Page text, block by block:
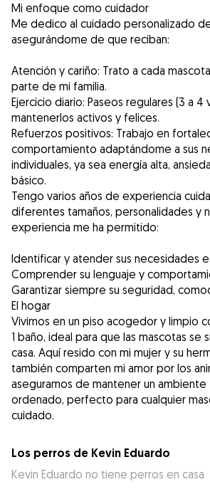
Mi enfoque como cuidador
Me dedico al cuidado personalizado
asegurándome de que reciban:
Atención y cariño: Trato a cada
parte de mi familia.
Ejercicio diario: Paseos regulares (3 a 4
mantenerlos activos y felices.
Refuerzos positivos: Trabajo en
comportamiento adaptándome a sus
individuales, ya sea energía alta,
básico.
Tengo varios años de experiencia
diferentes tamaños, personalidades y
experiencia me ha permitido:
Identificar y atender sus necesidades
Comprender su lenguaje y
Garantizar siempre su seguridad,
El hogar
Vivimos en un piso acogedor y limpio
1 baño, ideal para que las mascotas se
casa. Aquí resido con mi mujer y su
también comparten mi amor por los
aseguramos de mantener un
ordenado, perfecto para cualquier
cuidado.
Los perros de Kevin Eduardo
Kevin Eduardo no tiene perros en casa